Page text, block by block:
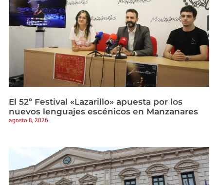
El 52º Festival «Lazarillo» apuesta por los
nuevos lenguajes escénicos en Manzanares
agosto 8, 2026